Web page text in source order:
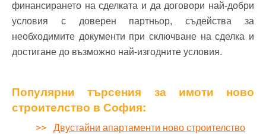
финансирането на сделката и да договори най-добри
условия с доверен партньор, съдейства за
необходимите документи при сключване на сделка и
достигане до възможно най-изгодните условия.
Популярни търсения за имоти ново
строителство в София:
>> Двустайни апартаменти ново строителство